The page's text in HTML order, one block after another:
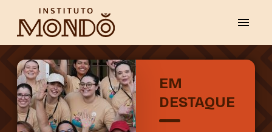
EM
DESTAQUE